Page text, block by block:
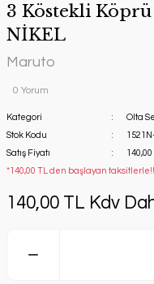
3 Köstekli
NİKEL
Maruto
0 Yorum
Kategori Olta
Stok Kodu
Satış Fiyatı
*140,00 TL den başlayan taksitlerle!!
140,00 TL Kdv